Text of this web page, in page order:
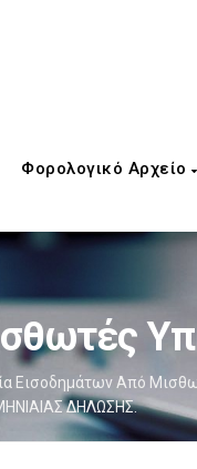
Φορολογικό Αρχείο
Εισοδημάτων Από
ΔΗΛΩΣΗΣ.